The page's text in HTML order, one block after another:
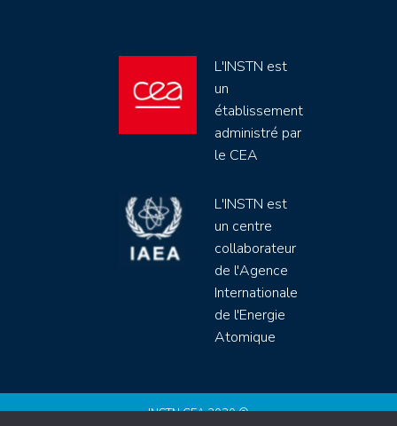
L'INSTN est
un
établissement
administré par
le CEA
L'INSTN est
un centre
collaborateur
de l'Agence
Internationale
de l'Energie
Atomique
INSTN CEA 2020 ©